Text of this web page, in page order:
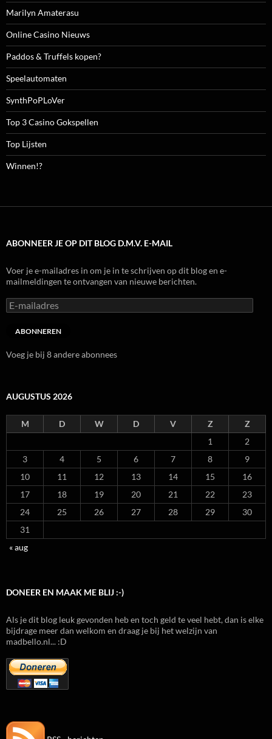
Marilyn Amaterasu
Online Casino Nieuws
Paddos & Truffels kopen?
Speelautomaten
SynthPoPLoVer
Top 3 Casino Gokspellen
Top Lijsten
Winnen!?
ABONNEER JE OP DIT BLOG D.M.V. E-MAIL
Voer je e-mailadres in om je in te schrijven op dit blog en e-
mailmeldingen te ontvangen van nieuwe berichten.
E-
mailadres
ABONNEREN
Voeg je bij 8 andere abonnees
AUGUSTUS 2026
M D W D V Z
Z
1
2
3
4 5 6 7 8
9
10
11 12 13 14 15
16
17
18 19 20 21 22
23
24
25 26 27 28 29
30
31
« aug
DONEER EN MAAK ME BLIJ :-)
Als je dit blog leuk gevonden heb en toch geld te veel hebt, dan is elke
bijdrage meer dan welkom en draag je bij het welzijn van
madbello.nl... :D